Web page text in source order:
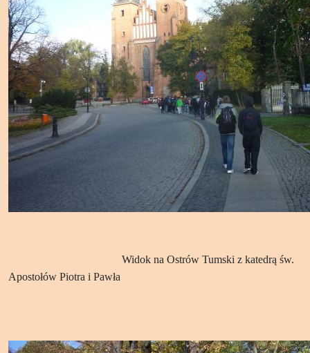
Widok na Ostrów Tumski z katedrą św.
Apostołów Piotra i Pawła